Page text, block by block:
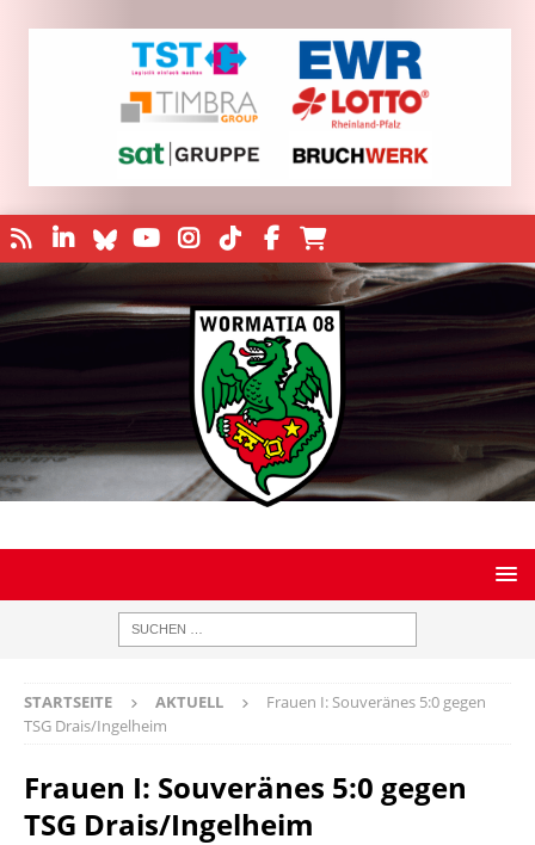
STARTSEITE AKTUELL
Frauen I: Souveränes 5:0 gegen
TSG Drais/Ingelheim
Frauen I: Souveränes 5:0 gegen
TSG Drais/Ingelheim